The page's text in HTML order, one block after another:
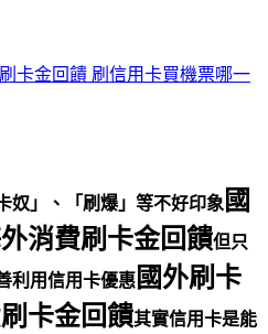
卡金回饋 刷信用卡買機票哪一
奴」、「刷爆」等不好印象 國
消費刷卡金回饋但只
利用信用卡優惠 國外刷卡
卡金回饋其實信用卡是能